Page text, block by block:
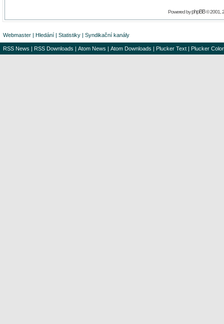
Powered byphpBB© 2001,
Webmaster | Hledání | Statistiky | Syndikační kanály
RSS News | RSS Downloads | Atom News | Atom Downloads | Plucker Text | Plucker Color